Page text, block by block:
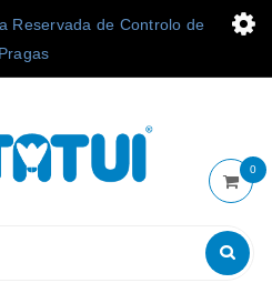
Reservada de Controlo de
Pragas
0